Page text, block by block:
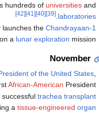
hundreds of universitiesand
laboratories
.
[39]
[40]
[41]
[42]
launches the Chandrayaan-1
a lunar exploration mission.
November
of the United States,
African-American President.
trachea transplant
a tissue-engineered organ